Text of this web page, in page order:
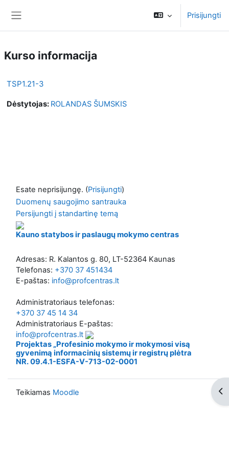
Prisijungti
Kurso informacija
TSP1.21-3
Dėstytojas: ROLANDAS ŠUMSKIS
Esate neprisijungę. (Prisijungti)
Duomenų saugojimo santrauka
Persijungti į standartinę temą
Kauno statybos ir paslaugų mokymo centras
Adresas: R. Kalantos g. 80, LT-52364 Kaunas
Telefonas: +370 37 451434
E-paštas: info@profcentras.lt
Administratoriaus telefonas:
+370 37 45 14 34
Administratoriaus E-paštas:
info@profcentras.lt
Projektas „Profesinio mokymo ir mokymosi visą
gyvenimą informacinių sistemų ir registrų plėtra
NR. 09.4.1-ESFA-V-713-02-0001
Teikiamas Moodle